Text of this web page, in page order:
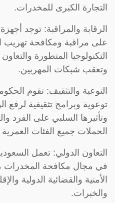
التجارة الكبرى للمخدرات.
الرقابة والمراقبة: توجد
على مراقبة ومكافحة تهريب
التكنولوجيا المتطورة
وتعقب شبكات المهربين.
التوعية والتثقيف: تقوم
توعوية وبرامج تثقيفية
وتأثيرها السلبي على الفرد
الحملات جميع الفئات
التعاون الدولي: تعمل
في مجال مكافحة المخدرات
الأمنية والقضائية الدولية
والخبرات.